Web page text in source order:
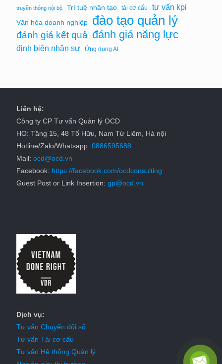
truyền thông nội bộ Trí tuệ nhân tạo tái cơ cấu tư vấn kpi
Văn hóa doanh nghiệp đào tạo quản lý
đánh giá kết quả đánh giá năng lực
định biên nhân sự Ứng dụng AI
Liên hệ:
Công ty CP Tư vấn Quản lý OCD
HO: Tầng 15, 48 Tố Hữu, Nam Từ Liêm, Hà nội
Hotline/Zalo/Whatsapp: 0886595688
Mail: ocd@ocd.vn
Facebook: https://facebook.com/ocdconsulting
Guest Post or Link Insertion: gp@ocd.vn
Dịch vụ:
Tư vấn Chuyển đổi số
Tư vấn Tái cơ cấu
Tư vấn Hệ thống Quản lý